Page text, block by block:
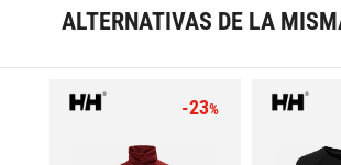
ALTERNATIVAS DE LA
-23%